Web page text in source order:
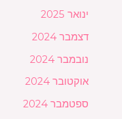
ינואר 2025
דצמבר 2024
נובמבר 2024
אוקטובר 2024
ספטמבר 2024